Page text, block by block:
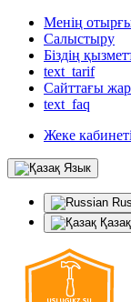
Менің
Салыстыру
Біздің
text_tarif
Сайттағы
text_faq
Жеке
Язык
Қазақ